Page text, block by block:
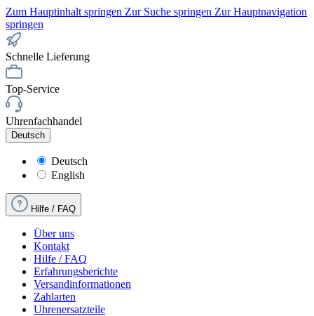
Zum Hauptinhalt springen Zur Suche springen Zur Hauptnavigation
springen
Schnelle Lieferung
Top-Service
Uhrenfachhandel
Deutsch
Deutsch
English
Hilfe / FAQ
Über uns
Kontakt
Hilfe / FAQ
Erfahrungsberichte
Versandinformationen
Zahlarten
Uhrenersatzteile